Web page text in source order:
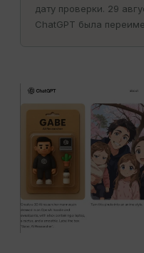
дату проверки. 29
ChatGPT была